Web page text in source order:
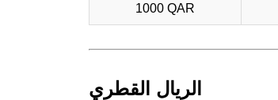
1000 QAR
الريال القطري